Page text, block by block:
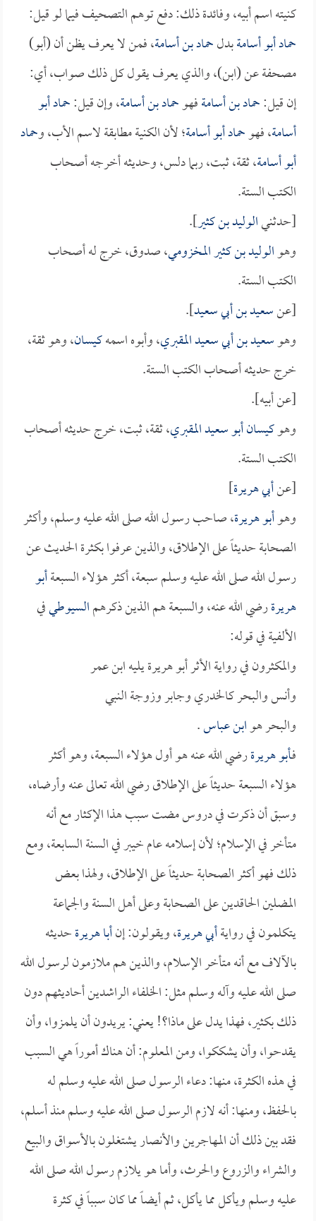
كنيته اسم أبيه، وفائدة ذلك: دفع توهم التصحيف فيما لو قيل:
حماد أبو أسامةبدلحماد بن أسامة، فمن لا يعرف يظن أن (أبو)
مصحفة عن (ابن)، والذي يعرف يقول كل ذلك صواب، أي:
إن قيل:حماد بن أسامةفهوحماد بن أسامة، وإن قيل:حماد أبو
أسامة، فهوحماد أبو أسامة؛ لأن الكنية مطابقة لاسم الأب، وحماد
أبو أسامة، ثقة، ثبت، ربما دلس، وحديثه أخرجه أصحاب
الكتب الستة.
[حدثنيالوليد بن كثير].
وهوالوليد بن كثير المخزومي، صدوق، خرج له أصحاب
الكتب الستة.
[عنسعيد بن أبي سعيد].
وهوسعيد بن أبي سعيد المقبري، وأبوه اسمهكيسان، وهو ثقة،
خرج حديثه أصحاب الكتب الستة.
[عن أبيه].
وهوكيسان أبو سعيد المقبري، ثقة، ثبت، خرج حديثه أصحاب
الكتب الستة.
[عنأبي هريرة]
وهوأبو هريرة، صاحب رسول الله صلى الله عليه وسلم، وأكثر
الصحابة حديثاً على الإطلاق، والذين عرفوا بكثرة الحديث عن
رسول الله صلى الله عليه وسلم سبعة، أكثر هؤلاء السبعةأبو
هريرةرضي الله عنه، والسبعة هم الذين ذكرهمالسيوطيفي
الألفية في قوله:
والمكثرون في رواية الأثر أبو هريرة يليه ابن عمر
وأنس والبحر كالخدري وجابر وزوجة النبي
والبحر هوابن عباس.
فـأبو هريرةرضي الله عنه هو أول هؤلاء السبعة، وهو أكثر
هؤلاء السبعة حديثاً على الإطلاق رضي الله تعالى عنه وأرضاه،
وسبق أن ذكرت في دروس مضت سبب هذا الإكثار مع أنه
متأخر في الإسلام؛ لأن إسلامه عام خيبر في السنة السابعة، ومع
ذلك فهو أكثر الصحابة حديثاً على الإطلاق، ولهذا بعض
المضلين الحاقدين على الصحابة وعلى أهل السنة والجماعة
يتكلمون في روايةأبي هريرة، ويقولون: إنأبا هريرةحديثه
بالآلاف مع أنه متأخر الإسلام، والذين هم ملازمون لرسول الله
صلى الله عليه وآله وسلم مثل: الخلفاء الراشدين أحاديثهم دون
ذلك بكثير، فهذا يدل على ماذا؟! يعني: يريدون أن يلمزوا، وأن
يقدحوا، وأن يشككوا، ومن المعلوم: أن هناك أموراً هي السبب
في هذه الكثرة، منها: دعاء الرسول صلى الله عليه وسلم له
بالحفظ، ومنها: أنه لازم الرسول صلى الله عليه وسلم منذ أسلم،
فقد بين ذلك أن المهاجرين والأنصار يشتغلون بالأسواق والبيع
والشراء والزروع والحرث، وأما هو يلازم رسول الله صلى الله
عليه وسلم ويأكل مما يأكل، ثم أيضاً مما كان سبباً في كثرة